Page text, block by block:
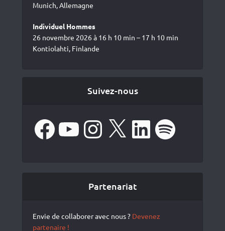
Munich, Allemagne
Individuel Hommes
26 novembre 2026 à 16 h 10 min – 17 h 10 min
Kontiolahti, Finlande
Suivez-nous
FacebookYouTube Instagram LinkedIn Spotify
Partenariat
Envie de collaborer avec nous ? Devenez
partenaire !